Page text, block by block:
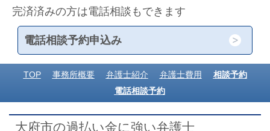
完済済みの方は電話相談もできます
電話相談予約申込み
TOP 事務所概要 弁護士紹介 弁護士費用
相談予約
電話相談予約
大府市の過払い金に強い弁護士